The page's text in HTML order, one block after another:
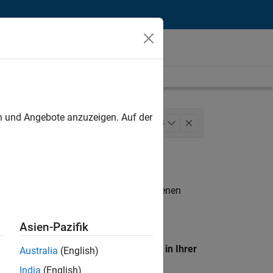
4
. Wenn Sie noch immer keine offenen
unseres
Standort, um alle Stellenangebote in Ihrer
Angebote anzuzeigen. Auf der
Asien-Pazifik
Australia (English)
India (English)